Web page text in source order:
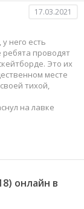
17.03.2021
него есть
проводят
Это их
месте
тихой,
на лавке
симпатичную
Девушка
без
Троица пустилась
Он слишком
Аню.
онлайн в